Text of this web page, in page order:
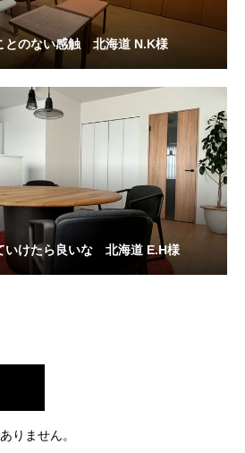
とのない感触 北海道 N.K様
いけたら良いな 北海道 E.H様
りません。